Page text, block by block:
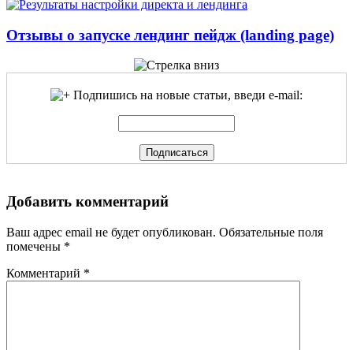
Отзывы о запуске лендинг пейдж (landing page)
Подпишись на новые статьи, введи e-mail:
Добавить комментарий
Ваш адрес email не будет опубликован. Обязательные поля
помечены *
Комментарий *